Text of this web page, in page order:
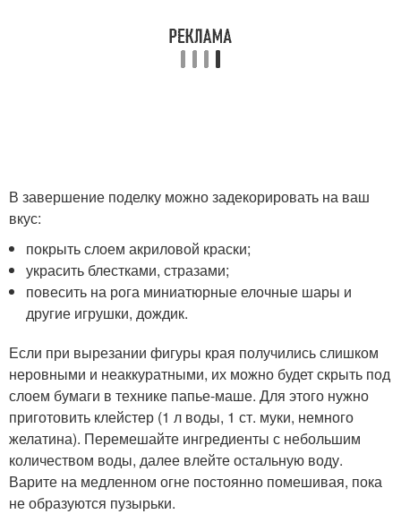
В завершение поделку можно задекорировать на ваш
вкус:
покрыть слоем акриловой краски;
украсить блестками, стразами;
повесить на рога миниатюрные елочные шары и
другие игрушки, дождик.
Если при вырезании фигуры края получились слишком
неровными и неаккуратными, их можно будет скрыть под
слоем бумаги в технике папье-маше. Для этого нужно
приготовить клейстер (1 л воды, 1 ст. муки, немного
желатина). Перемешайте ингредиенты с небольшим
количеством воды, далее влейте остальную воду.
Варите на медленном огне постоянно помешивая, пока
не образуются пузырьки.